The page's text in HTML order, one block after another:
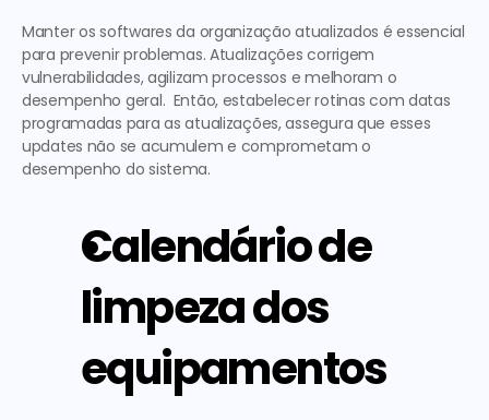
Manter os softwares da organização atualizados é essencial
para prevenir problemas. Atualizações corrigem
vulnerabilidades, agilizam processos e melhoram o
desempenho geral.  Então, estabelecer rotinas com datas
programadas para as atualizações, assegura que esses
updates não se acumulem e comprometam o
desempenho do sistema.
Calendário de
limpeza dos
equipamentos